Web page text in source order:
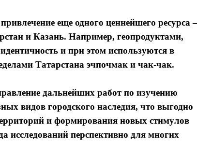
еще одного ценнейшего ресурса –
и Казань. Например, геопродуктами,
и при этом используются в
Татарстана эчпочмак и чак-чак.
дальнейших работ по изучению
видов городского наследия, что выгодно
и формирования новых стимулов
исследований перспективно для многих